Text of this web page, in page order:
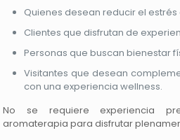
Quienes desean reducir el
Clientes que disfrutan de
Personas que buscan bienestar
Visitantes que desean
con una experiencia wellness.
No se requiere experiencia
aromaterapia para disfrutar